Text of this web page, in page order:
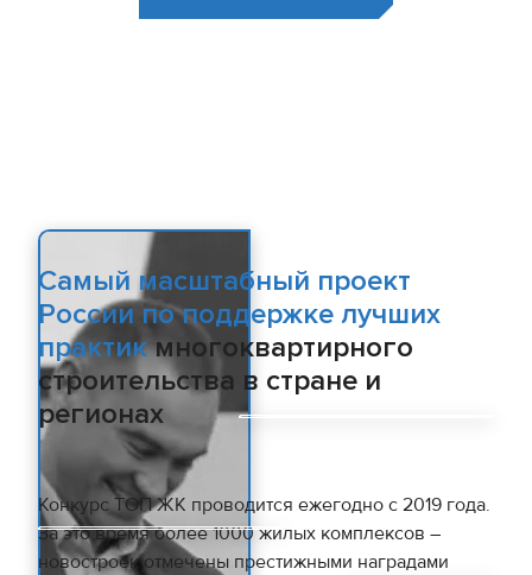
Самый масштабный проект
России по поддержке лучших
практикмногоквартирного
строительства в стране и
регионах
Конкурс ТОП ЖК проводится ежегодно с 2019 года.
За это время более 1000 жилых комплексов –
новостроек отмечены престижными наградами